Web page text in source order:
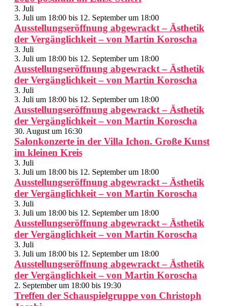
3. Juli
3. Juli um 18:00bis 12. September um 18:00
Ausstellungseröffnung abgewrackt – Ästhetik
der Vergänglichkeit – von Martin Koroscha
3. Juli
3. Juli um 18:00bis 12. September um 18:00
Ausstellungseröffnung abgewrackt – Ästhetik
der Vergänglichkeit – von Martin Koroscha
3. Juli
3. Juli um 18:00bis 12. September um 18:00
Ausstellungseröffnung abgewrackt – Ästhetik
der Vergänglichkeit – von Martin Koroscha
30. August um 16:30
Salonkonzerte in der Villa Ichon. Große Kunst
im kleinen Kreis
3. Juli
3. Juli um 18:00bis 12. September um 18:00
Ausstellungseröffnung abgewrackt – Ästhetik
der Vergänglichkeit – von Martin Koroscha
3. Juli
3. Juli um 18:00bis 12. September um 18:00
Ausstellungseröffnung abgewrackt – Ästhetik
der Vergänglichkeit – von Martin Koroscha
3. Juli
3. Juli um 18:00bis 12. September um 18:00
Ausstellungseröffnung abgewrackt – Ästhetik
der Vergänglichkeit – von Martin Koroscha
2. September um 18:00bis 19:30
Treffen der Schauspielgruppe von Christoph